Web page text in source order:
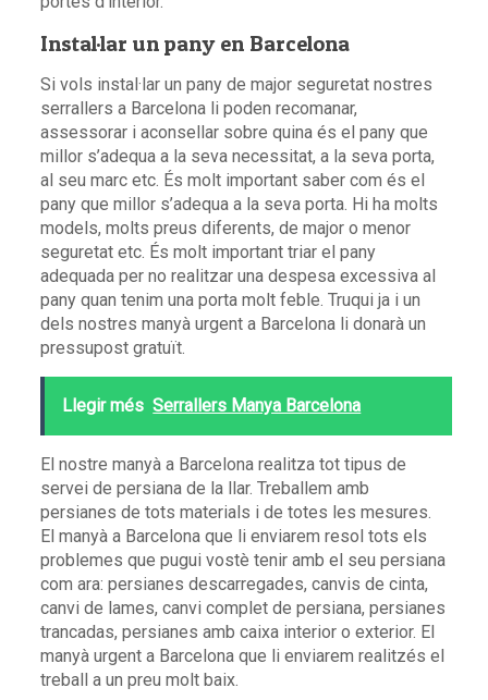
Instal·lar un pany en Barcelona
Si vols instal·lar un pany de major seguretat nostres
serrallers a Barcelona li poden recomanar,
assessorar i aconsellar sobre quina és el pany que
millor s’adequa a la seva necessitat, a la seva porta,
al seu marc etc. És molt important saber com és el
pany que millor s’adequa a la seva porta. Hi ha molts
models, molts preus diferents, de major o menor
seguretat etc. És molt important triar el pany
adequada per no realitzar una despesa excessiva al
pany quan tenim una porta molt feble. Truqui ja i un
dels nostres manyà urgent a Barcelona li donarà un
pressupost gratuït.
Llegir més Serrallers Manya Barcelona
El nostre manyà a Barcelona realitza tot tipus de
servei de persiana de la llar. Treballem amb
persianes de tots materials i de totes les mesures.
El manyà a Barcelona que li enviarem resol tots els
problemes que pugui vostè tenir amb el seu persiana
com ara: persianes descarregades, canvis de cinta,
canvi de lames, canvi complet de persiana, persianes
trancadas, persianes amb caixa interior o exterior. El
manyà urgent a Barcelona que li enviarem realitzés el
treball a un preu molt baix.